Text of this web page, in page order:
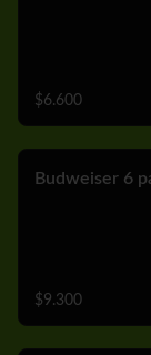
$6.600
Budweiser 6
$9.300